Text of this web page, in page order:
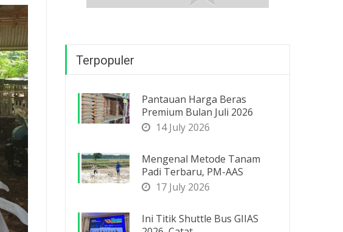
Terpopuler
Pantauan Harga Beras
Premium Bulan Juli 2026
14 July 2026
Mengenal Metode Tanam
Padi Terbaru, PM-AAS
17 July 2026
Ini Titik Shuttle Bus GIIAS